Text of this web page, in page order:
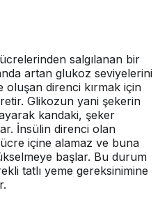
salgılanan bir
artan glukoz seviyelerini
direnci kırmak için
Glikozun yani şekerin
kandaki, şeker
İnsülin direnci olan
içine alamaz ve buna
başlar. Bu durum
tatlı yeme gereksinimine